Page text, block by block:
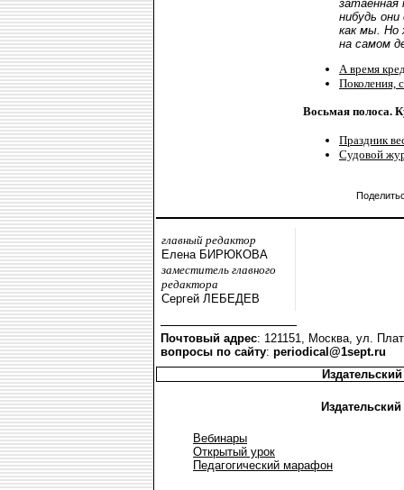
затаенная
нибудь
как мы. Но
на самом
А время
Поколения,
Восьмая полоса.
Праздник
Судовой
главный редактор
Елена БИРЮКОВА
заместитель главного
редактора
Сергей ЛЕБЕДЕВ
Почтовый адрес: 121151, Москва, ул.
вопросы по сайту: periodical@1sept.ru
Вебинары
Открытый урок
Педагогический марафон